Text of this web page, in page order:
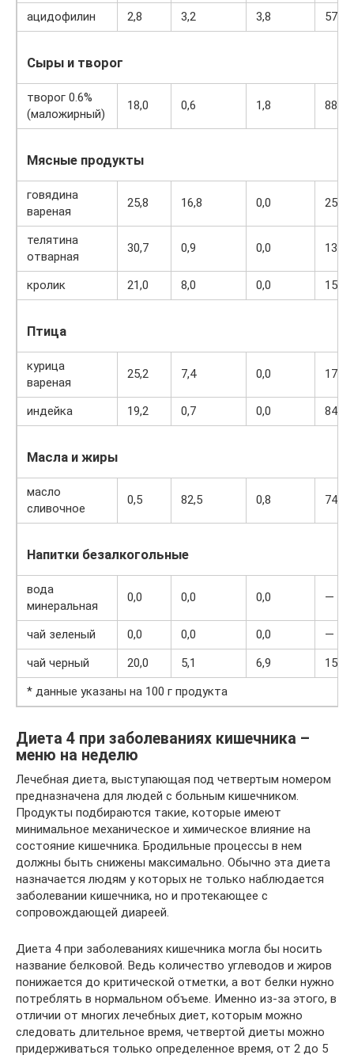
ацидофилин 2,8 3,2 3,8 57
Сыры и творог
творог 0.6%
(маложирный)
18,0 0,6 1,8 88
Мясные продукты
говядина
вареная
25,8 16,8 0,0 254
телятина
отварная
30,7 0,9 0,0 131
кролик 21,0 8,0 0,0 156
Птица
курица
вареная
25,2 7,4 0,0 170
индейка 19,2 0,7 0,0 84
Масла и жиры
масло
сливочное
0,5 82,5 0,8 748
Напитки безалкогольные
вода
минеральная
0,0 0,0 0,0 —
чай зеленый 0,0 0,0 0,0
—
чай черный
20,0 5,1 6,9
152
* данные указаны на 100 г продукта
Диета 4 при заболеваниях кишечника –
меню на неделю
Лечебная диета, выступающая под четвертым номером
предназначена для людей с больным кишечником.
Продукты подбираются такие, которые имеют
минимальное механическое и химическое влияние на
состояние кишечника. Бродильные процессы в нем
должны быть снижены максимально. Обычно эта диета
назначается людям у которых не только наблюдается
заболевании кишечника, но и протекающее с
сопровождающей диареей.
Диета 4 при заболеваниях кишечника могла бы носить
название белковой. Ведь количество углеводов и жиров
понижается до критической отметки, а вот белки нужно
потреблять в нормальном объеме. Именно из-за этого, в
отличии от многих лечебных диет, которым можно
следовать длительное время, четвертой диеты можно
придерживаться только определенное время, от 2 до 5